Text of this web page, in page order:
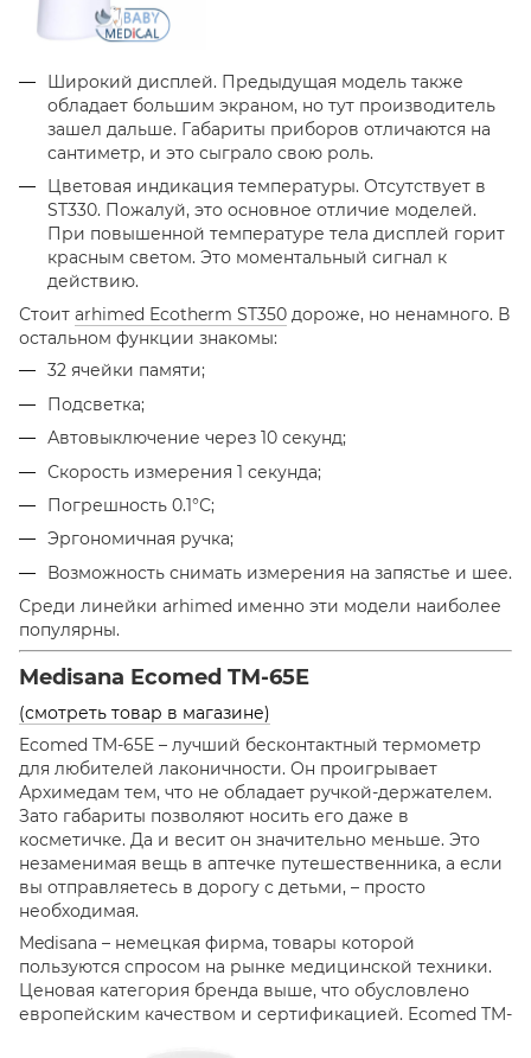
Широкий дисплей. Предыдущая модель также
обладает большим экраном, но тут производитель
зашел дальше. Габариты приборов отличаются на
сантиметр, и это сыграло свою роль.
Цветовая индикация температуры. Отсутствует в
ST330. Пожалуй, это основное отличие моделей.
При повышенной температуре тела дисплей горит
красным светом. Это моментальный сигнал к
действию.
Стоит arhimed Ecotherm ST350 дороже, но ненамного. В
остальном функции знакомы:
32 ячейки памяти;
Подсветка;
Автовыключение через 10 секунд;
Скорость измерения 1 секунда;
Погрешность 0.1°С;
Эргономичная ручка;
Возможность снимать измерения на запястье и шее.
Среди линейки arhimed именно эти модели наиболее
популярны.
Medisana Ecomed TM-65E
(смотреть товар в магазине)
Ecomed TM-65E – лучший бесконтактный термометр
для любителей лаконичности. Он проигрывает
Архимедам тем, что не обладает ручкой-держателем.
Зато габариты позволяют носить его даже в
косметичке. Да и весит он значительно меньше. Это
незаменимая вещь в аптечке путешественника, а если
вы отправляетесь в дорогу с детьми, – просто
необходимая.
Medisana – немецкая фирма, товары которой
пользуются спросом на рынке медицинской техники.
Ценовая категория бренда выше, что обусловлено
европейским качеством и сертификацией. Ecomed TM-